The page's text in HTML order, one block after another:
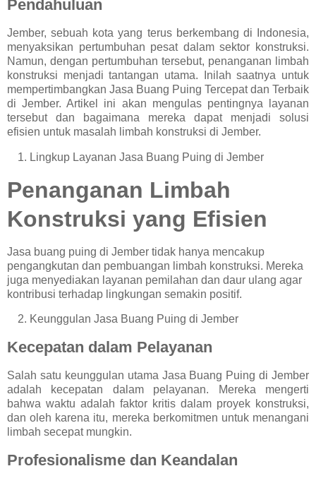
Pendahuluan
Jember, sebuah kota yang terus berkembang di Indonesia,
menyaksikan pertumbuhan pesat dalam sektor konstruksi.
Namun, dengan pertumbuhan tersebut, penanganan limbah
konstruksi menjadi tantangan utama. Inilah saatnya untuk
mempertimbangkan Jasa Buang Puing Tercepat dan Terbaik
di Jember. Artikel ini akan mengulas pentingnya layanan
tersebut dan bagaimana mereka dapat menjadi solusi
efisien untuk masalah limbah konstruksi di Jember.
1. Lingkup Layanan Jasa Buang Puing di Jember
Penanganan Limbah
Konstruksi yang Efisien
Jasa buang puing di Jember tidak hanya mencakup
pengangkutan dan pembuangan limbah konstruksi. Mereka
juga menyediakan layanan pemilahan dan daur ulang agar
kontribusi terhadap lingkungan semakin positif.
2. Keunggulan Jasa Buang Puing di Jember
Kecepatan dalam Pelayanan
Salah satu keunggulan utama Jasa Buang Puing di Jember
adalah kecepatan dalam pelayanan. Mereka mengerti
bahwa waktu adalah faktor kritis dalam proyek konstruksi,
dan oleh karena itu, mereka berkomitmen untuk menangani
limbah secepat mungkin.
Profesionalisme dan Keandalan